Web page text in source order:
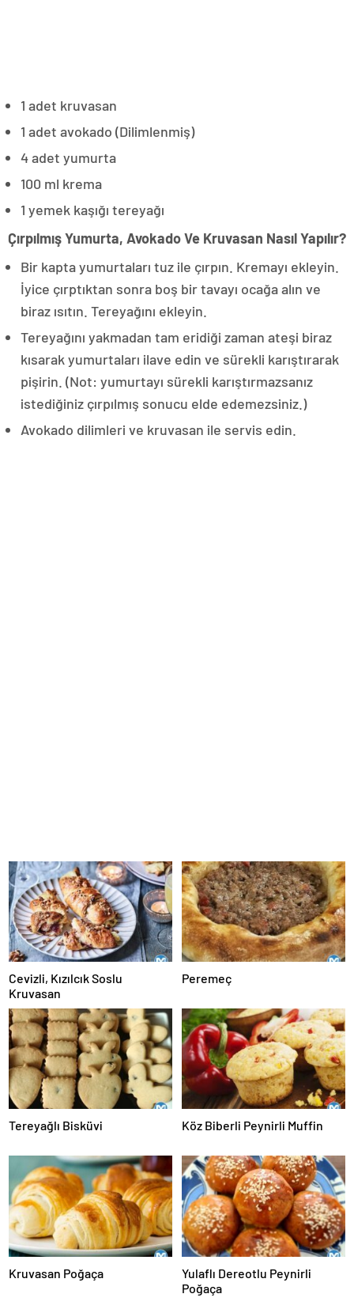
1 adet kruvasan
1 adet avokado (Dilimlenmiş)
4 adet yumurta
100 ml krema
1 yemek kaşığı tereyağı
Çırpılmış Yumurta, Avokado Ve Kruvasan Nasıl Yapılır?
Bir kapta yumurtaları tuz ile çırpın. Kremayı ekleyin.
İyice çırptıktan sonra boş bir tavayı ocağa alın ve
biraz ısıtın. Tereyağını ekleyin.
Tereyağını yakmadan tam eridiği zaman ateşi biraz
kısarak yumurtaları ilave edin ve sürekli karıştırarak
pişirin. (Not: yumurtayı sürekli karıştırmazsanız
istediğiniz çırpılmış sonucu elde edemezsiniz.)
Avokado dilimleri ve kruvasan ile servis edin.
Cevizli, Kızılcık Soslu
Kruvasan
Peremeç
Tereyağlı Bisküvi Köz Biberli Peynirli Muffin
Kruvasan Poğaça
Yulaflı Dereotlu Peynirli
Poğaça